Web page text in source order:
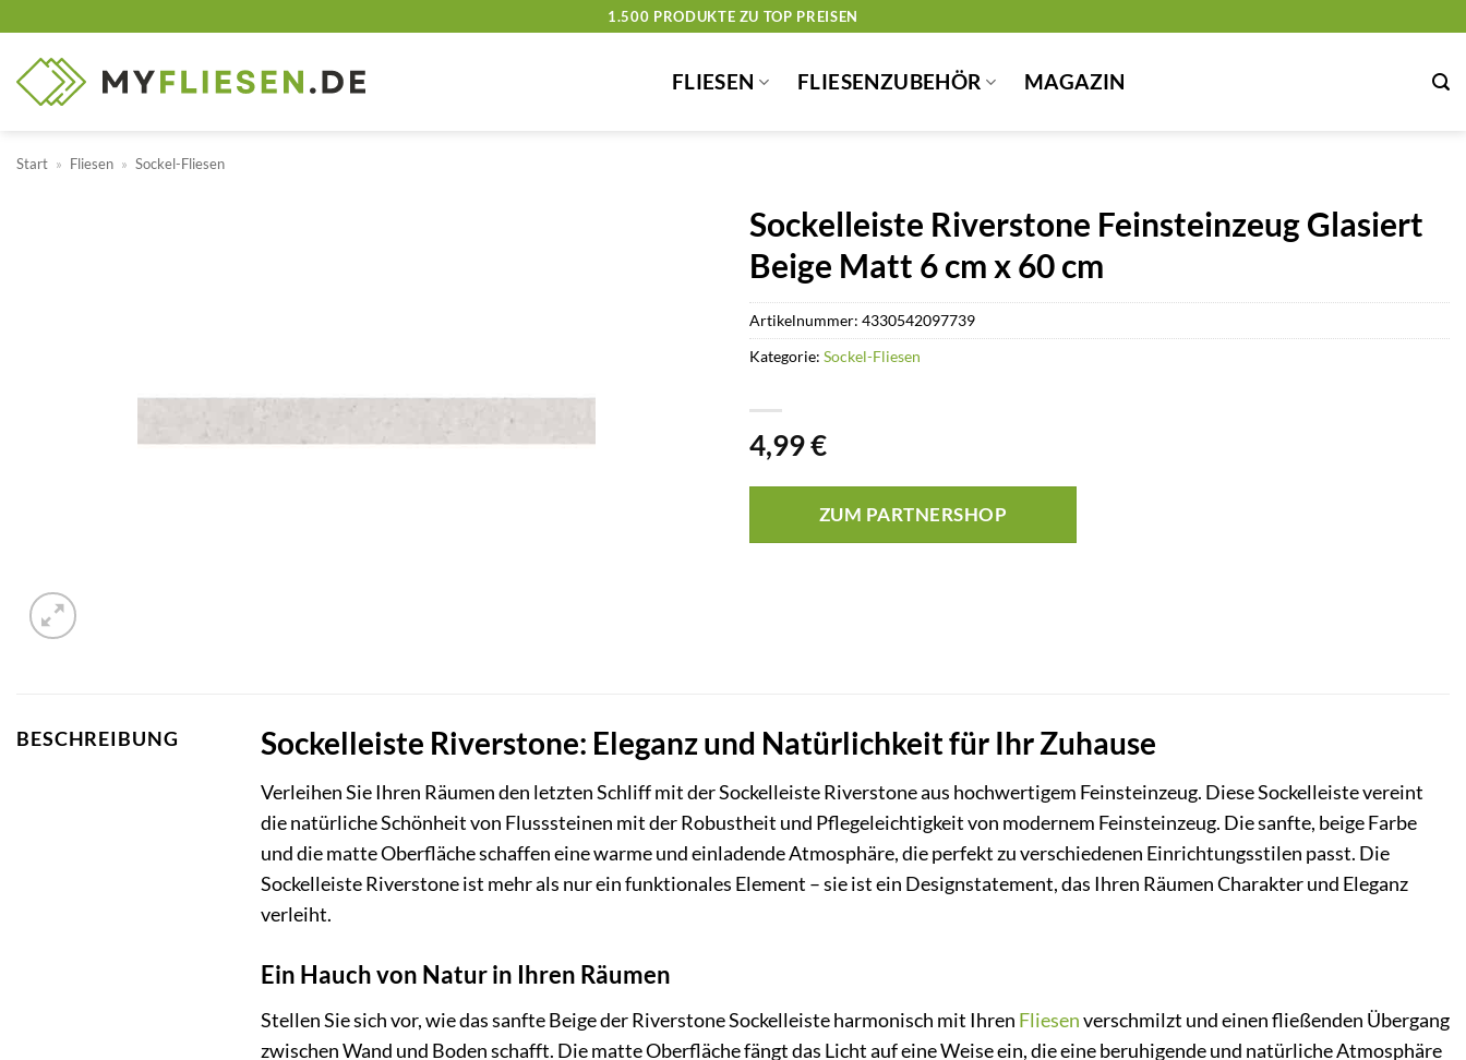
springen
1.500 PRODUKTE ZU TOP PREISEN
FLIESEN FLIESENZUBEHÖR MAGAZIN
Start » Fliesen » Sockel-Fliesen
Sockelleiste Riverstone Feinsteinzeug Glasiert
Beige Matt 6 cm x 60 cm
4,99€
ZUM PARTNERSHOP
Artikelnummer: 4330542097739
Kategorie: Sockel-Fliesen
BESCHREIBUNG Sockelleiste Riverstone: Eleganz und Natürlichkeit für Ihr Zuhause
Verleihen Sie Ihren Räumen den letzten Schliff mit der Sockelleiste Riverstone aus hochwertigem Feinsteinzeug. Diese Sockelleiste vereint
die natürliche Schönheit von Flusssteinen mit der Robustheit und Pflegeleichtigkeit von modernem Feinsteinzeug. Die sanfte, beige Farbe
und die matte Oberfläche schaffen eine warme und einladende Atmosphäre, die perfekt zu verschiedenen Einrichtungsstilen passt. Die
Sockelleiste Riverstone ist mehr als nur ein funktionales Element – sie ist ein Designstatement, das Ihren Räumen Charakter und Eleganz
verleiht.
Ein Hauch von Natur in Ihren Räumen
Stellen Sie sich vor, wie das sanfte Beige der Riverstone Sockelleiste harmonisch mit Ihren Fliesenverschmilzt und einen fließenden Übergang
zwischen Wand und Boden schafft. Die matte Oberfläche fängt das Licht auf eine Weise ein, die eine beruhigende und natürliche Atmosphäre